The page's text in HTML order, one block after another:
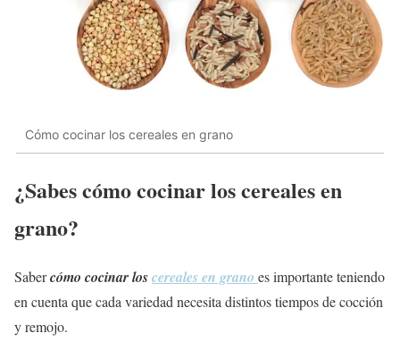
Cómo cocinar los cereales en grano
¿Sabes cómo cocinar los cereales en
grano?
Sabercómo cocinar loscereales en grano es importante teniendo
en cuenta que cada variedad necesita distintos tiempos de cocción
y remojo.